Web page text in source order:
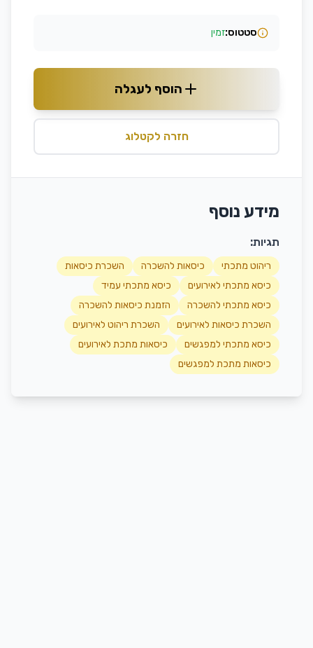
סטטוס:זמין
הוסף לעגלה
חזרה לקטלוג
מידע נוסף
תגיות:
ריהוט מתכתי כיסאות להשכרה
השכרת כיסאות
כיסא מתכתי לאירועים
כיסא מתכתי עמיד
כיסא מתכתי להשכרה
הזמנת כיסאות להשכרה
השכרת כיסאות לאירועים
השכרת ריהוט לאירועים
כיסא מתכתי למפגשים
כיסאות מתכת לאירועים
כיסאות מתכת למפגשים